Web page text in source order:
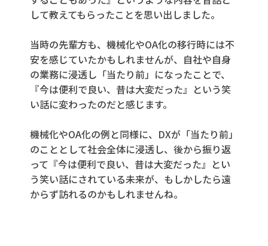
して教えてもらったことを思い出しました。
当時の先輩方も、機械化やOA化の移行時には不
安を感じていたかもしれませんが、自社や自身
の業務に浸透し「当たり前」になったことで、
『今は便利で良い、昔は大変だった』という笑
い話に変わったのだと感じます。
機械化やOA化の例と同様に、DXが「当たり前」
のこととして社会全体に浸透し、後から振り返
って『今は便利で良い、昔は大変だった』とい
う笑い話にされている未来が、もしかしたら遠
からず訪れるのかもしれませんね。